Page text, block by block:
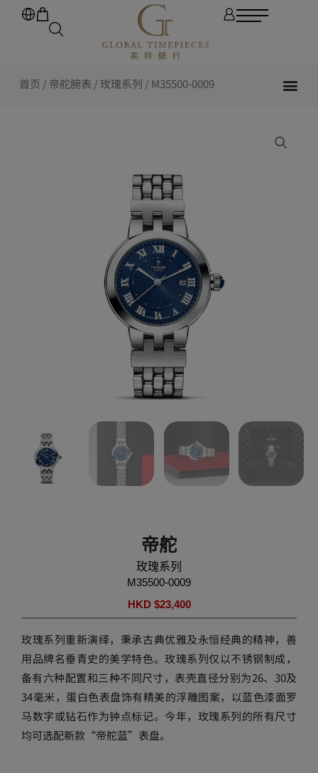
首页 /帝舵腕表 /玫瑰系列 / M35500-0009
帝舵
玫瑰系列
M35500-0009
HKD $23,400
玫瑰系列重新演绎，秉承古典优雅及永恒经典的精神，善
用品牌名垂青史的美学特色。玫瑰系列仅以不锈钢制成，
备有六种配置和三种不同尺寸，表壳直径分别为26、30及
34毫米，蛋白色表盘饰有精美的浮雕图案，以蓝色漆面罗
马数字或钻石作为钟点标记。今年，玫瑰系列的所有尺寸
均可选配新款“帝舵蓝”表盘。